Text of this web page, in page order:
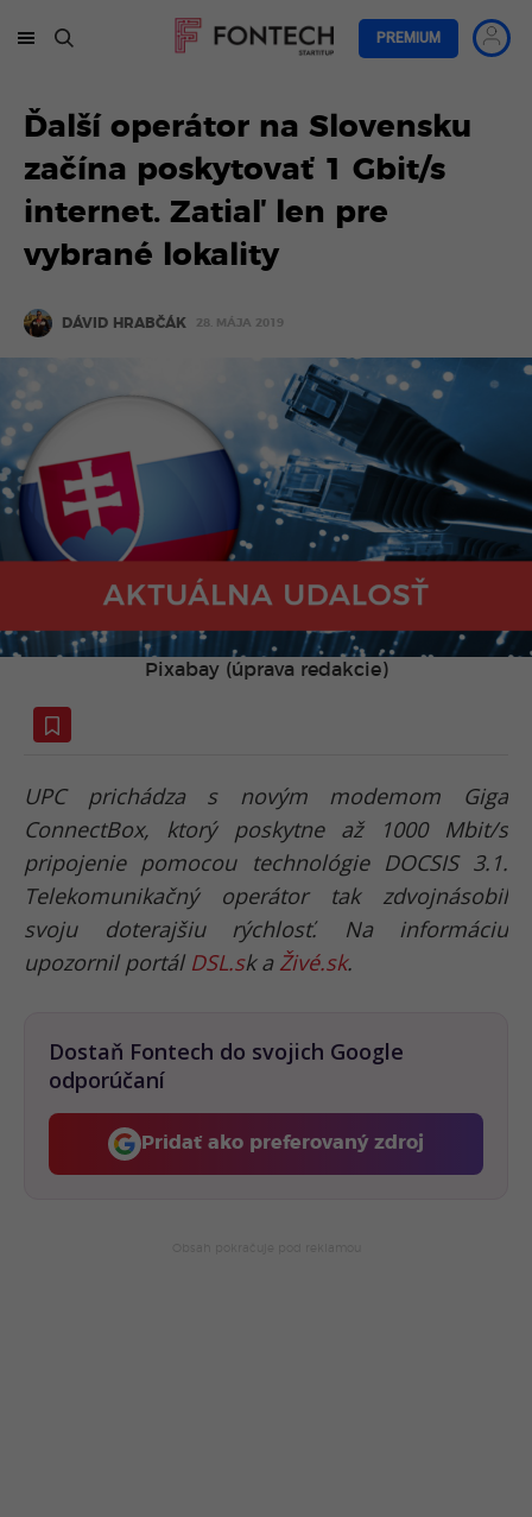
PREMIUM
Ďalší operátor na Slovensku
začína poskytovať 1 Gbit/s
internet. Zatiaľ len pre
vybrané lokality
DÁVID HRABČÁK 28. MÁJA 2019
Pixabay (úprava redakcie)
UPC prichádza s novým modemom Giga
ConnectBox, ktorý poskytne až 1000 Mbit/s
pripojenie pomocou technológie DOCSIS 3.1.
Telekomunikačný operátor tak zdvojnásobil
svoju doterajšiu rýchlosť. Na informáciu
upozornil portál DSL.sk a Živé.sk.
Dostaň Fontech do svojich Google
odporúčaní
Pridať ako preferovaný zdroj
Fontech, odkaz sa otvorí v